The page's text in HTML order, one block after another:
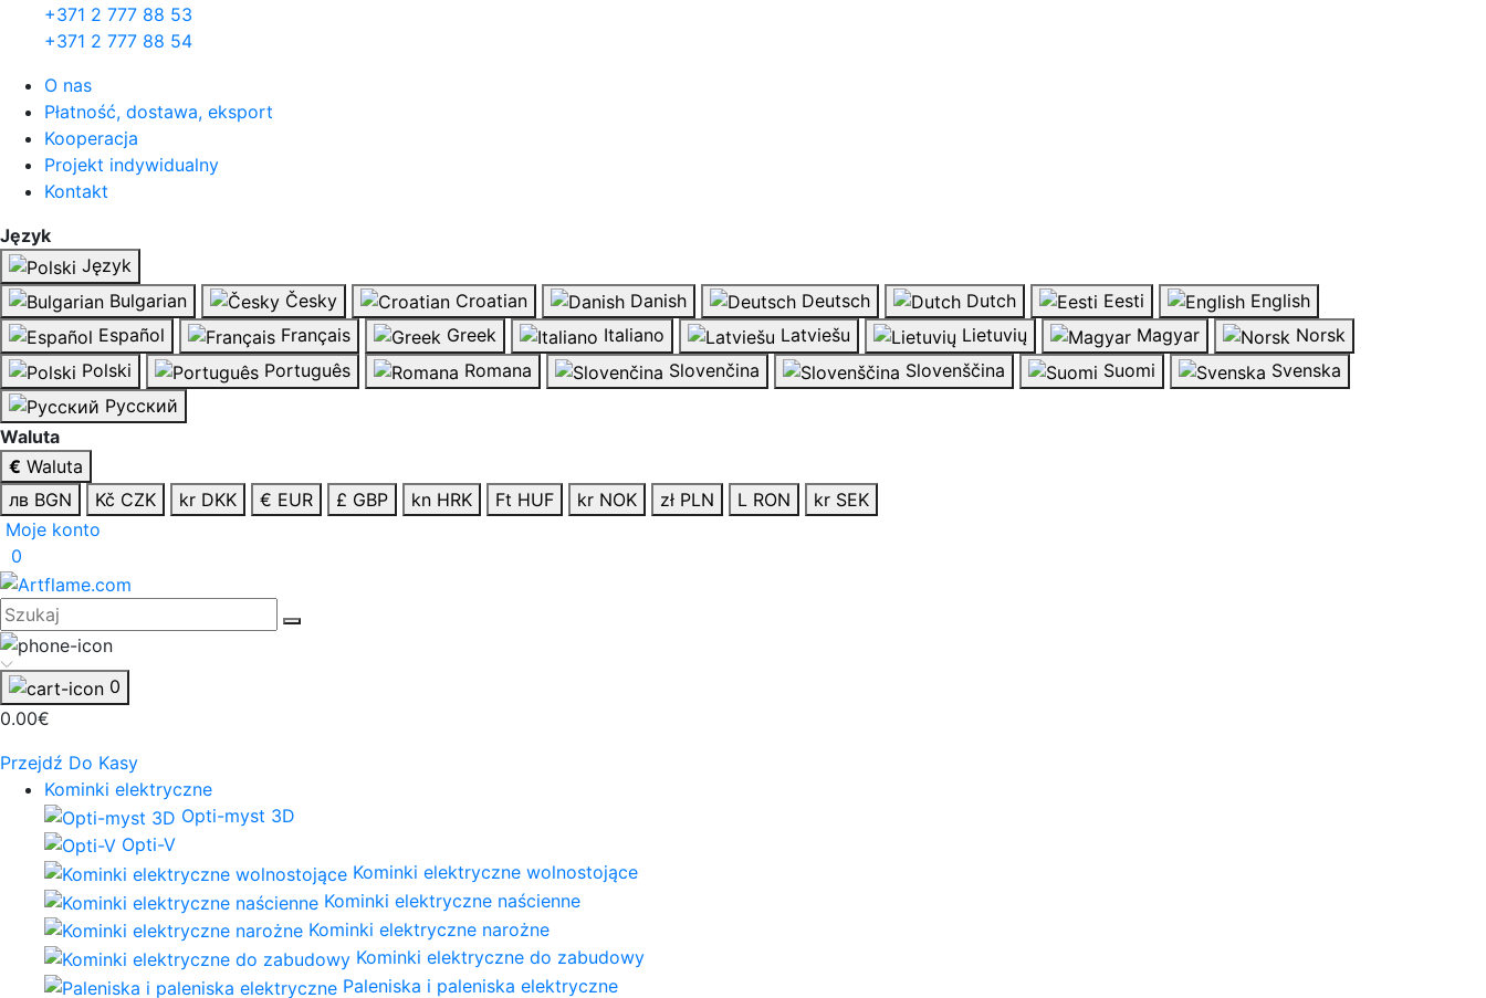
+371 2 777 88 53
+371 2 777 88 54
O nas
Płatność, dostawa, eksport
Kooperacja
Projekt indywidualny
Kontakt
Język
Język
Bulgarian
Česky Croatian Danish Deutsch Dutch Eesti
English
Español
Français Greek Italiano Latviešu Lietuvių Magyar
Norsk
Polski
Português Romana Slovenčina Slovenščina Suomi
Svenska
Русский
Waluta
€ Waluta
лв BGN
Kč CZK kr DKK € EUR £ GBP kn HRK Ft HUF kr NOK zł PLN L RON
kr SEK
Moje konto
0
0
0.00€
Przejdź Do Kasy
Kominki elektryczne
Opti-myst 3D
Opti-V
Kominki elektryczne wolnostojące
Kominki elektryczne naścienne
Kominki elektryczne narożne
Kominki elektryczne do zabudowy
Paleniska i paleniska elektryczne